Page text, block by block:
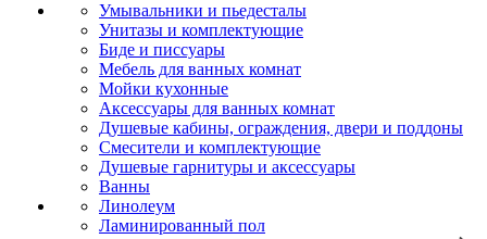
Умывальники и пьедесталы
Унитазы и комплектующие
Биде и писсуары
Мебель для ванных комнат
Мойки кухонные
Аксессуары для ванных комнат
Душевые кабины, ограждения, двери и поддоны
Смесители и комплектующие
Душевые гарнитуры и аксессуары
Ванны
Линолеум
Ламинированный пол